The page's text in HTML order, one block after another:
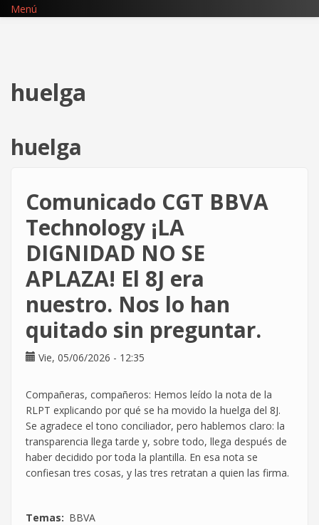
Pasar
Menú
huelga
huelga
Comunicado CGT BBVA
Technology ¡LA
DIGNIDAD NO SE
APLAZA! El 8J era
nuestro. Nos lo han
quitado sin preguntar.
Vie, 05/06/2026 - 12:35
Compañeras, compañeros: Hemos leído la nota de la
RLPT explicando por qué se ha movido la huelga del 8J.
Se agradece el tono conciliador, pero hablemos claro: la
transparencia llega tarde y, sobre todo, llega después de
haber decidido por toda la plantilla. En esa nota se
confiesan tres cosas, y las tres retratan a quien las firma.
Temas
BBVA